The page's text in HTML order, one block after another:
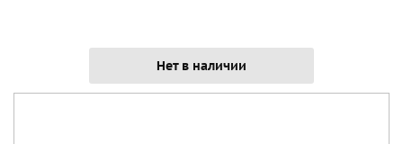
Нет в наличии